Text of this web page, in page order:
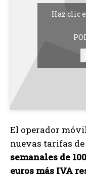
Haz clic
El operador
nuevas tarifas
semanales de
euros más IVA